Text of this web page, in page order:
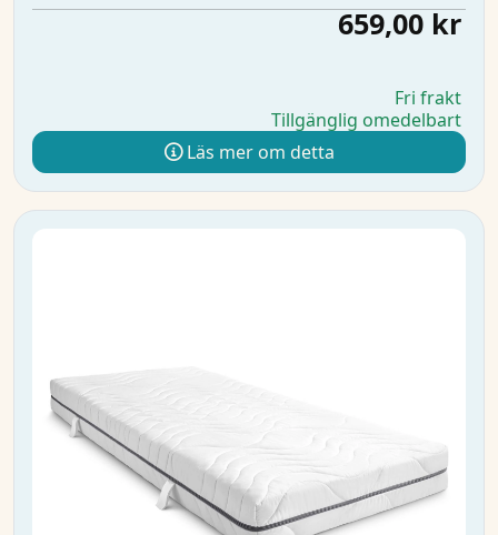
659,00 kr
Fri frakt
Tillgänglig omedelbart
Läs mer om detta